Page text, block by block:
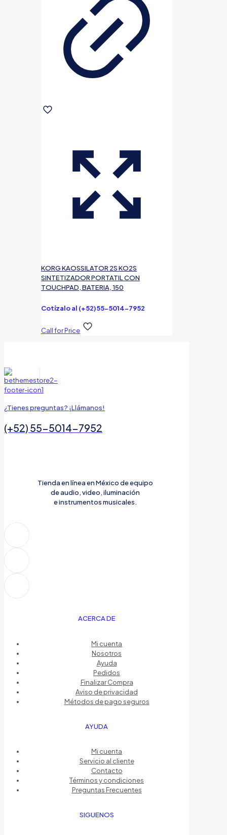
KORG KAOSSILATOR 2S KO2S
SINTETIZADOR PORTATIL CON
TOUCHPAD, BATERIA, 150
Cotízalo al (+52)55-5014-7952
Call for Price
¿Tienes preguntas? ¡Llámanos!
(+52) 55-5014-7952
Tienda en línea en México de equipo
de audio, video, iluminación
e instrumentos musicales.
ACERCA DE
Mi cuenta
Nosotros
Ayuda
Pedidos
Finalizar Compra
Aviso de privacidad
Métodos de pago seguros
AYUDA
Mi cuenta
Servicio al cliente
Contacto
Términos y condiciones
Preguntas Frecuentes
SIGUENOS